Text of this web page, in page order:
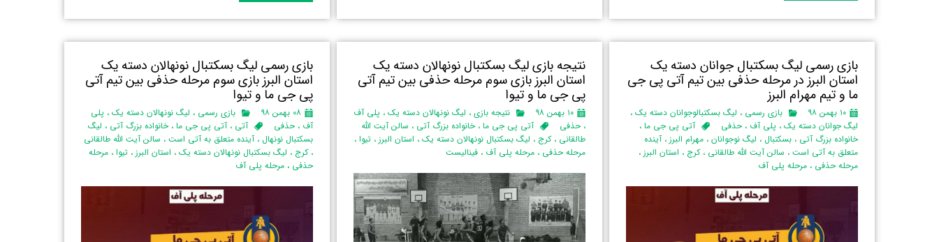
بازی رسمی لیگ بسکتبال جوانان دسته یک
استان البرز‌ در مرحله حذفی بین تیم آتی پی جی
ما و تیم مهرام البرز
۱۰ بهمن ۹۸ بازی رسمی ، لیگ بسکتبالوجوانان دسته یک ،
لیگ جوانان دسته یک ، پلی آف ، حذفی آتی پی جی ما ،
خانواده بزرگ آتی ، بسکتبال ، لیگ نوجوانان ، مهرام البرز ، آینده
متعلق به آتی است ، سالن آیت الله طالقانی ،کرج ، استان البرز‌ ،
مرحله حذفی ، مرحله پلی آف
نتیجه بازی لیگ بسکتبال نونهالان دسته یک
استان البرز‌ بازی سوم مرحله حذفی بین تیم آتی
پی جی ما و تیوا
۱۰ بهمن ۹۸ نتیجه بازی، لیگ نونهالان دسته یک، پلی آف
، حذفی آتی پی جی ما، خانواده بزرگ آتی ، سالن آیت الله
طالقانی ،کرج ، لیگ بسکتبال نونهالان دسته یک، استان البرز‌، تیوا،
مرحله حذفی ، مرحله پلی آف ، فینالیست
بازی رسمی لیگ بسکتبال نونهالان دسته یک
استان البرز‌ بازی سوم مرحله حذفی بین تیم آتی
پی جی ما و تیوا
۰۸ بهمن ۹۸ بازی رسمی ، لیگ نونهالان دسته یک، پلی
آف ، حذفی آتی ، آتی پی جی ما، خانواده بزرگ آتی ، لیگ
بسکتبال نونهال ، آینده متعلق به آتی است، سالن آیت الله طالقانی
،کرج ، لیگ بسکتبال نونهالان دسته یک، استان البرز‌، تیوا، مرحله
حذفی ، مرحله پلی آف